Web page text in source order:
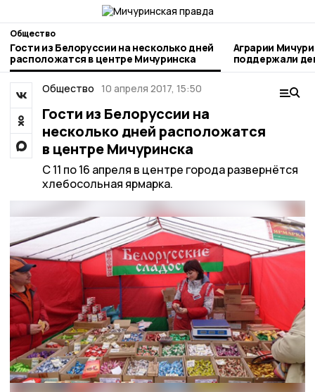
Общество
Гости из Белоруссии на несколько дней
расположатся в центре Мичуринска
Аграрии
поддержали день
труда
Общество 10 апреля 2017, 15:50
Гости из Белоруссии на
несколько дней расположатся
в центре Мичуринска
С 11 по 16 апреля в центре города развернётся
хлебосольная ярмарка.